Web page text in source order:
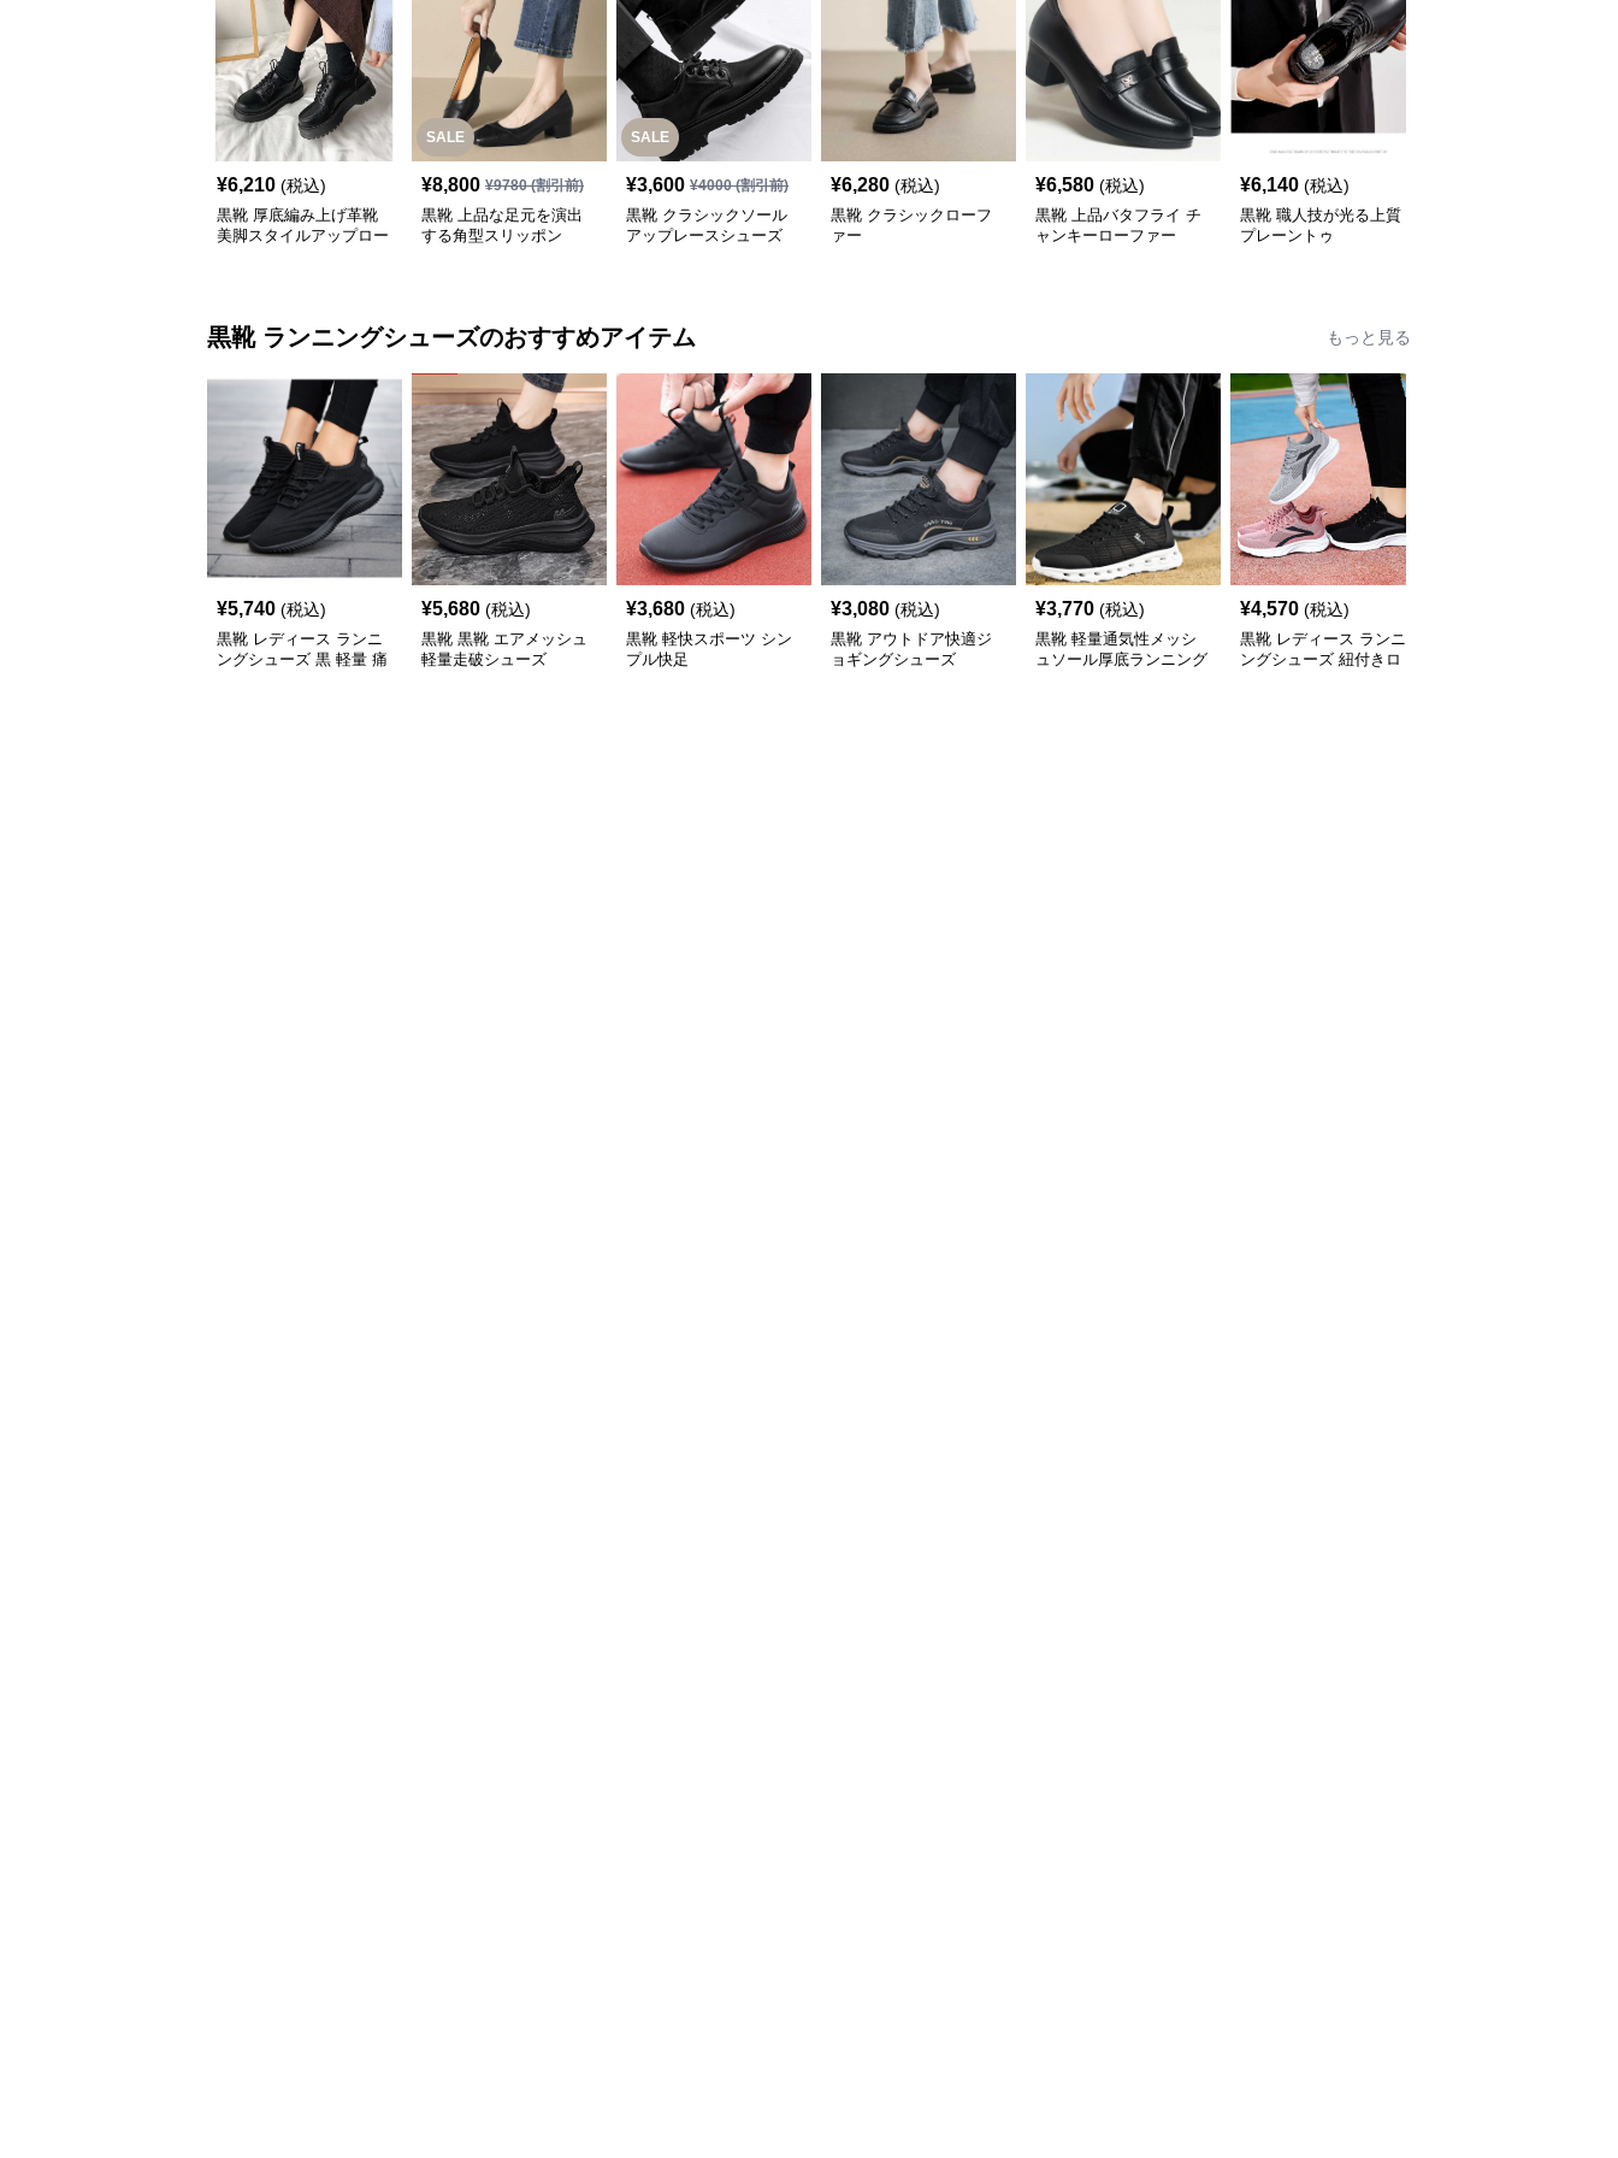
¥6,210 (税込)
黒靴 厚底編み上げ革靴
美脚スタイルアップロー
SALE
¥8,800 ¥9780(割引前)
黒靴 上品な足元を演出
する角型スリッポン
SALE
¥3,600 ¥4000(割引前)
黒靴 クラシックソール
アップレースシューズ
¥6,280 (税込)
黒靴 クラシックローフ
ァー
¥6,580 (税込)
黒靴 上品バタフライ チ
ャンキーローファー
¥6,140 (税込)
黒靴 職人技が光る上質
プレーントゥ
黒靴 ランニングシューズのおすすめアイテム もっと見る
¥5,740 (税込)
黒靴 レディース ランニ
ングシューズ 黒 軽量 痛
¥5,680 (税込)
黒靴 黒靴 エアメッシュ
軽量走破シューズ
¥3,680 (税込)
黒靴 軽快スポーツ シン
プル快足
¥3,080 (税込)
黒靴 アウトドア快適ジ
ョギングシューズ
¥3,770 (税込)
黒靴 軽量通気性メッシ
ュソール厚底ランニング
¥4,570 (税込)
黒靴 レディース ランニ
ングシューズ 紐付きロ